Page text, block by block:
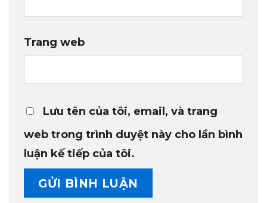
Trang web
Lưu tên của tôi, email, và trang
web trong trình duyệt này cho lần bình
luận kế tiếp của tôi.